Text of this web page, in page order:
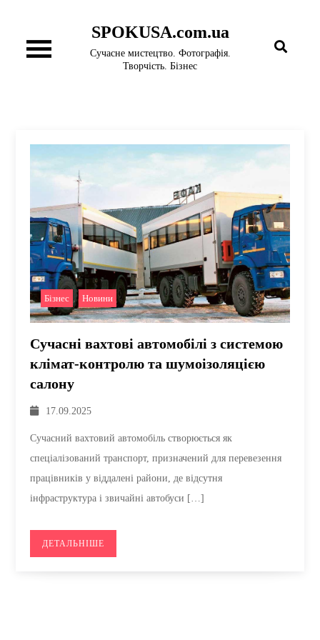
вмісту
SPOKUSA.com.ua
Сучасне мистецтво. Фотографія.
Творчість. Бізнес
Бізнес , Новини
Сучасні вахтові автомобілі з системою
клімат-контролю та шумоізоляцією
салону
17.09.2025
Сучасний вахтовий автомобіль створюється як
спеціалізований транспорт, призначений для перевезення
працівників у віддалені райони, де відсутня
інфраструктура і звичайні автобуси […]
ДЕТАЛЬНІШЕ